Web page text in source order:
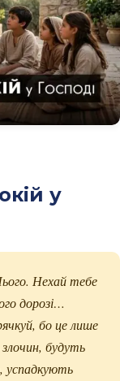
у
Нехай тебе
дорозі…
бо це лише
будуть
успадкують